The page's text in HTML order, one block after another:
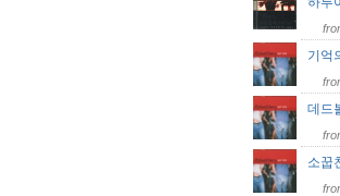
기
데
소